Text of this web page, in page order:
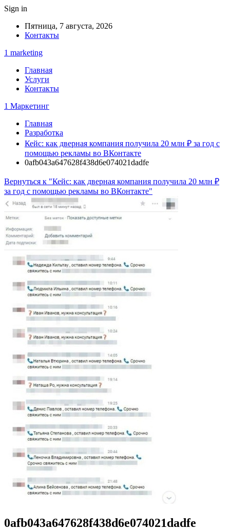
Sign in
Пятница, 7 августа, 2026
Контакты
1 marketing
Главная
Услуги
Контакты
1 Маркетинг
Главная
Разработка
Кейс: как дверная компания получила 20 млн ₽ за год с
помощью рекламы во ВКонтакте
0afb043a647628f438d6e074021dadfe
Вернуться к "Кейс: как дверная компания получила 20 млн ₽
за год с помощью рекламы во ВКонтакте"
0afb043a647628f438d6e074021dadfe